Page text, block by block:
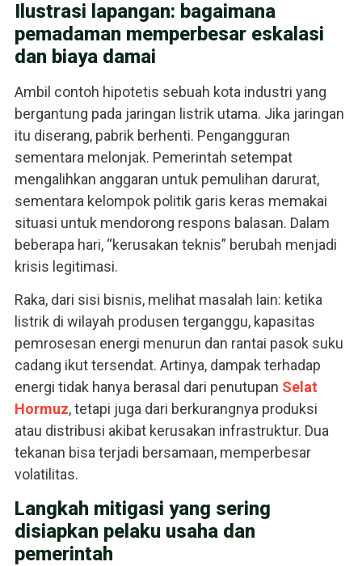
Ilustrasi lapangan: bagaimana
pemadaman memperbesar eskalasi
dan biaya damai
Ambil contoh hipotetis sebuah kota industri yang
bergantung pada jaringan listrik utama. Jika jaringan
itu diserang, pabrik berhenti. Pengangguran
sementara melonjak. Pemerintah setempat
mengalihkan anggaran untuk pemulihan darurat,
sementara kelompok politik garis keras memakai
situasi untuk mendorong respons balasan. Dalam
beberapa hari, “kerusakan teknis” berubah menjadi
krisis legitimasi.
Raka, dari sisi bisnis, melihat masalah lain: ketika
listrik di wilayah produsen terganggu, kapasitas
pemrosesan energi menurun dan rantai pasok suku
cadang ikut tersendat. Artinya, dampak terhadap
energi tidak hanya berasal dari penutupan Selat
Hormuz, tetapi juga dari berkurangnya produksi
atau distribusi akibat kerusakan infrastruktur. Dua
tekanan bisa terjadi bersamaan, memperbesar
volatilitas.
Langkah mitigasi yang sering
disiapkan pelaku usaha dan
pemerintah